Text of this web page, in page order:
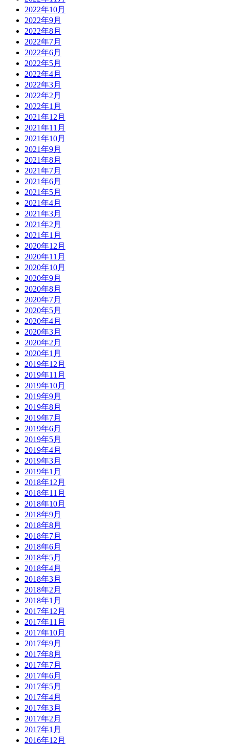
2022年10月
2022年9月
2022年8月
2022年7月
2022年6月
2022年5月
2022年4月
2022年3月
2022年2月
2022年1月
2021年12月
2021年11月
2021年10月
2021年9月
2021年8月
2021年7月
2021年6月
2021年5月
2021年4月
2021年3月
2021年2月
2021年1月
2020年12月
2020年11月
2020年10月
2020年9月
2020年8月
2020年7月
2020年5月
2020年4月
2020年3月
2020年2月
2020年1月
2019年12月
2019年11月
2019年10月
2019年9月
2019年8月
2019年7月
2019年6月
2019年5月
2019年4月
2019年3月
2019年1月
2018年12月
2018年11月
2018年10月
2018年9月
2018年8月
2018年7月
2018年6月
2018年5月
2018年4月
2018年3月
2018年2月
2018年1月
2017年12月
2017年11月
2017年10月
2017年9月
2017年8月
2017年7月
2017年6月
2017年5月
2017年4月
2017年3月
2017年2月
2017年1月
2016年12月